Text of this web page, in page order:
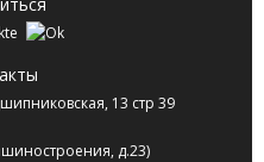
13 стр 39
д.23)